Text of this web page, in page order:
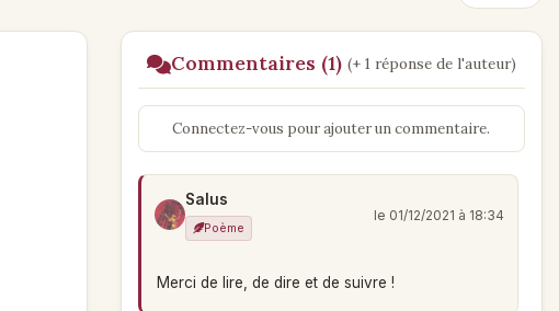
Commentaires (1) (+ 1 réponse de l'auteur)
Connectez-vous pour ajouter un commentaire.
Salus
Poème
le 01/12/2021 à 18:34
Merci de lire, de dire et de suivre !